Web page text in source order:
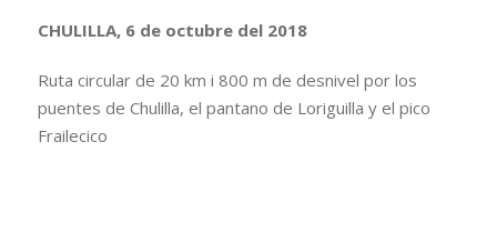
CHULILLA, 6 de octubre del 2018
Ruta circular de 20 km i 800 m de desnivel por los
puentes de Chulilla, el pantano de Loriguilla y el pico
Frailecico